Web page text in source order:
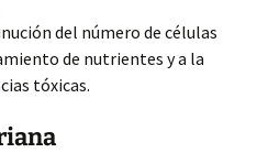
del número de células
de nutrientes y a la
tóxicas.